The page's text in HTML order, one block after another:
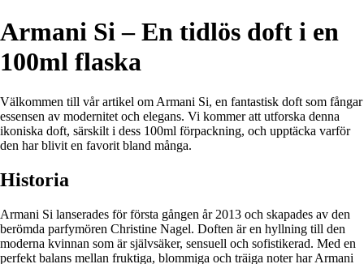
Armani Si – En tidlös doft i en
100ml flaska
Välkommen till vår artikel om Armani Si, en fantastisk doft som fångar
essensen av modernitet och elegans. Vi kommer att utforska denna
ikoniska doft, särskilt i dess 100ml förpackning, och upptäcka varför
den har blivit en favorit bland många.
Historia
Armani Si lanserades för första gången år 2013 och skapades av den
berömda parfymören Christine Nagel. Doften är en hyllning till den
moderna kvinnan som är självsäker, sensuell och sofistikerad. Med en
perfekt balans mellan fruktiga, blommiga och träiga noter har Armani